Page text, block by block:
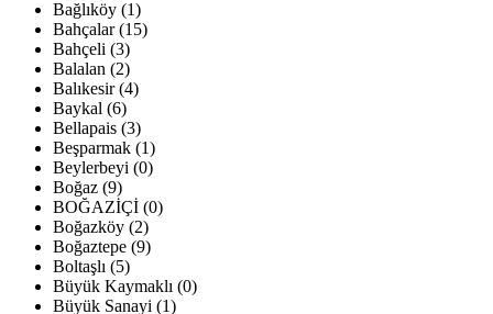
Bağlıköy (1)
Bahçalar (15)
Bahçeli (3)
Balalan (2)
Balıkesir (4)
Baykal (6)
Bellapais (3)
Beşparmak (1)
Beylerbeyi (0)
Boğaz (9)
BOĞAZİÇİ (0)
Boğazköy (2)
Boğaztepe (9)
Boltaşlı (5)
Büyük Kaymaklı (0)
Büyük Sanayi (1)